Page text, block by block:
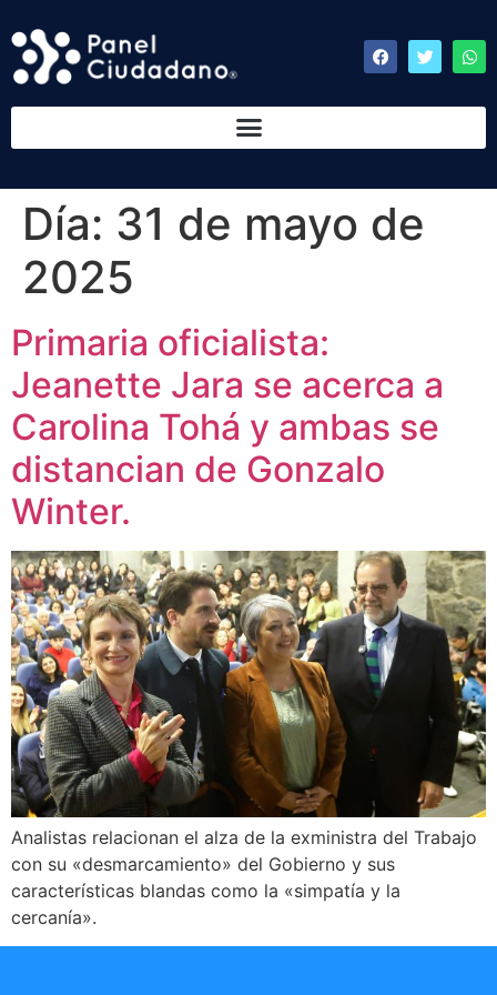
Día: 31 de mayo de
2025
Primaria oficialista:
Jeanette Jara se acerca a
Carolina Tohá y ambas se
distancian de Gonzalo
Winter.
Analistas relacionan el alza de la exministra del Trabajo
con su «desmarcamiento» del Gobierno y sus
características blandas como la «simpatía y la
cercanía».